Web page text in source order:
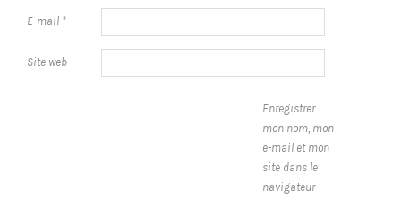
E-mail *
Site web
Enregistrer
mon nom, mon
e-mail et mon
site dans le
navigateur